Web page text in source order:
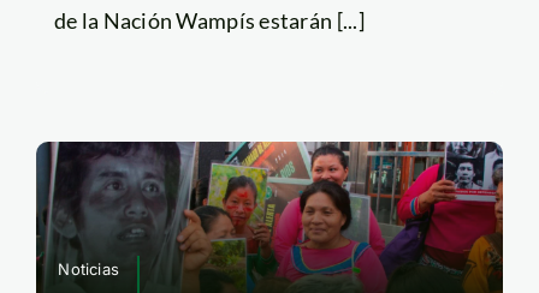
de la Nación Wampís estarán [...]
Noticias